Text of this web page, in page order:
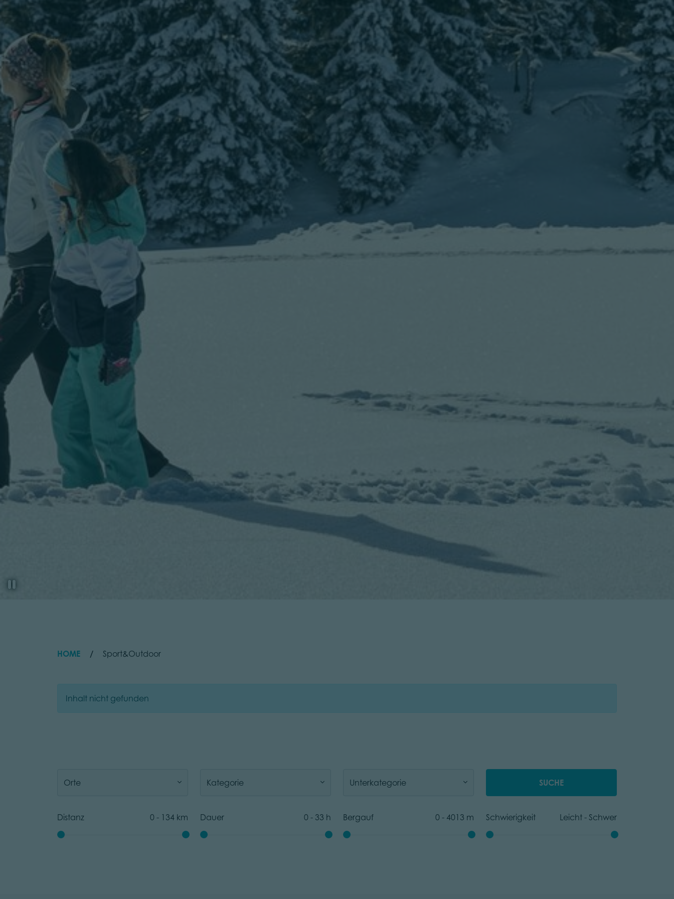
HOME Sport&Outdoor
Inhalt nicht gefunden
Orte Kategorie Unterkategorie SUCHE
Distanz 0 - 134 km Dauer 0 - 33 h Bergauf 0 - 4013 m Schwierigkeit Leicht - Schwer